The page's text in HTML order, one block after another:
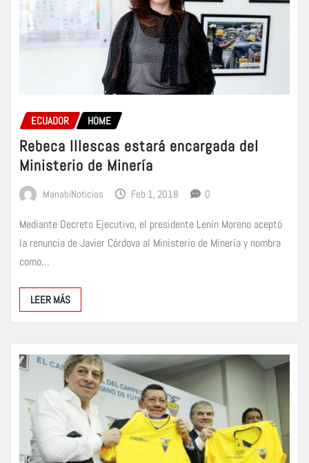
ECUADOR HOME
Rebeca Illescas estará encargada del
Ministerio de Minería
ManabiNoticias Feb 1, 2018 0
Mediante Decreto Ejecutivo, el presidente Lenín Moreno aceptó
la renuncia de Javier Córdova al Ministerio de Minería y nombra
como…
LEER MÁS